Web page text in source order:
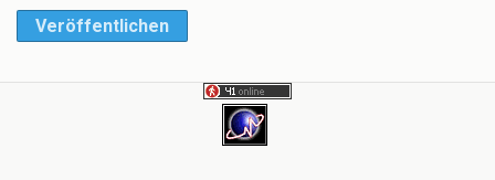
Veröffentlichen